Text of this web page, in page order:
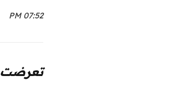
07:52 PM
تعرضت